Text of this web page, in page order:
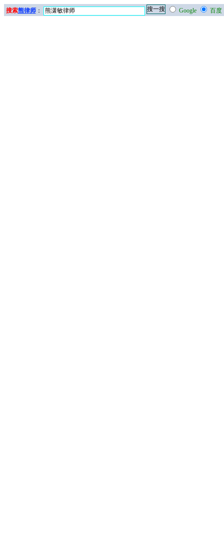
搜索熊律师： Google 百度